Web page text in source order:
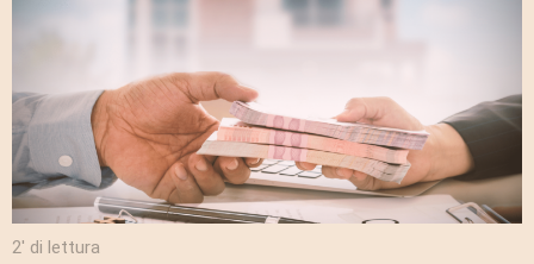
2′ di lettura